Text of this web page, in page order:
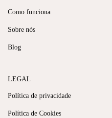
Como funciona
Sobre nós
Blog
LEGAL
Política de privacidade
Política de Cookies